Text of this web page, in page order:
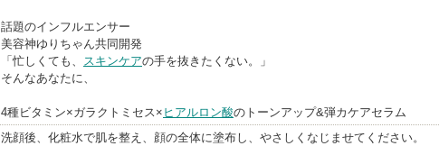
話題のインフルエンサー
美容神ゆりちゃん共同開発
「忙しくても、 スキンケアの手を抜きたくない。」
そんなあなたに、
4種ビタミン×ガラクトミセス× ヒアルロン酸のトーンアップ&弾カケアセラム
洗顔後、化粧水で肌を整え、顔の全体に塗布し、やさしくなじませてください。